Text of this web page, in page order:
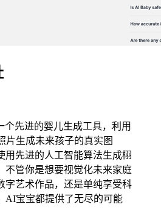
个先进的婴儿生成工具，利用
片生成未来孩子的真实图
用先进的人工智能算法生成栩
不管你是想要视觉化未来家庭
字艺术作品，还是单纯享受科
AI宝宝都提供了无尽的可能